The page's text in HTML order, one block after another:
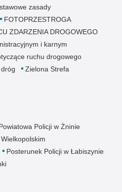
zasady
FOTOPRZESTROGA
ZDARZENIA DROGOWEGO
i karnym
ruchu drogowego
Zielona Strefa
Policji w Żninie
Posterunek Policji w Łabiszynie